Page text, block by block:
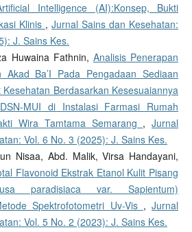
Intelligence (AI):Konsep, Bukti
Klinis ,Jurnal Sains dan Kesehatan:
J. Sains Kes.
Huwaina Fathnin, Analisis Penerapan
Ba’I Pada Pengadaan Sediaan
Berdasarkan Kesesuaiannya
MUI di Instalasi Farmasi Rumah
Wira Tamtama Semarang ,Jurnal
Vol. 6 No. 3 (2025): J. Sains Kes.
Nisaa, Abd. Malik, Virsa Handayani,
Flavonoid Ekstrak Etanol Kulit Pisang
paradisiaca var. Sapientum)
Spektrofotometri Uv-Vis ,Jurnal
Vol. 5 No. 2 (2023): J. Sains Kes.